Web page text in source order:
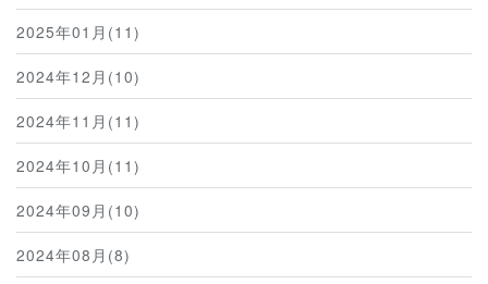
2025年01月(11)
2024年12月(10)
2024年11月(11)
2024年10月(11)
2024年09月(10)
2024年08月(8)